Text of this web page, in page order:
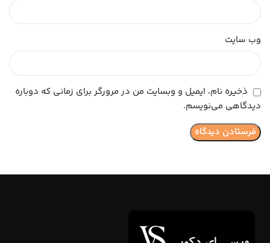
وب‌ سایت
ذخیره نام، ایمیل و وبسایت من در مرورگر برای زمانی که دوباره
دیدگاهی می‌نویسم.